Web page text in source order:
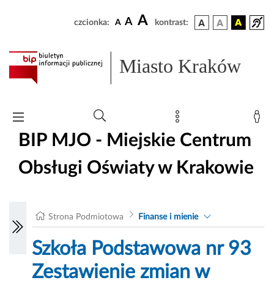
czcionka: A A A kontrast:
Miasto Kraków
BIP MJO - Miejskie Centrum
Obsługi Oświaty w Krakowie
Strona Podmiotowa Finanse i mienie
Szkoła Podstawowa nr 93
Zestawienie zmian w